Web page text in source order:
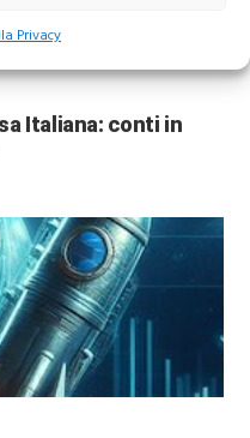
Privacy
Italiana: conti in